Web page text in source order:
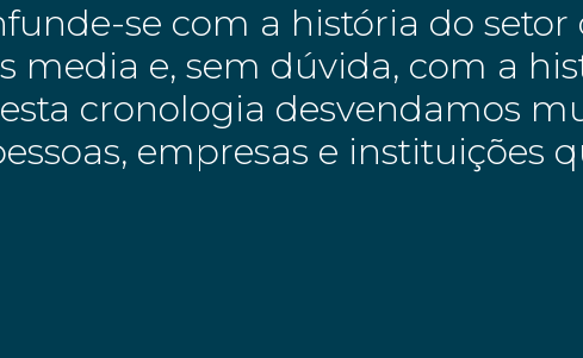
se com a história do setor
media e, sem dúvida, com a
cronologia desvendamos
empresas e instituições